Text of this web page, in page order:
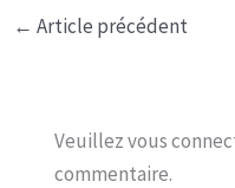
← Article précédent
Veuillez vous
commentaire.